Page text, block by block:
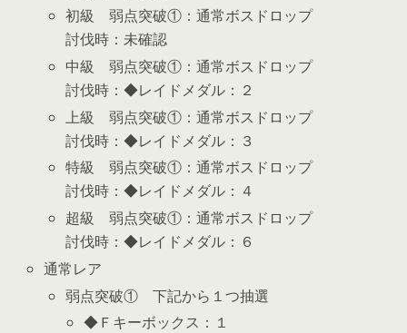
初級 弱点突破①：通常ボスドロップ
討伐時：未確認
中級 弱点突破①：通常ボスドロップ
討伐時：◆レイドメダル：２
上級 弱点突破①：通常ボスドロップ
討伐時：◆レイドメダル：３
特級 弱点突破①：通常ボスドロップ
討伐時：◆レイドメダル：４
超級 弱点突破①：通常ボスドロップ
討伐時：◆レイドメダル：６
通常レア
弱点突破① 下記から１つ抽選
◆Ｆキーボックス：１